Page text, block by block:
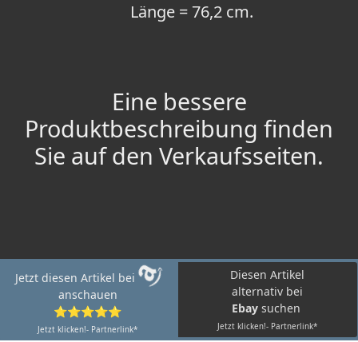
Länge = 76,2 cm.
Eine bessere
Produktbeschreibung finden
Sie auf den Verkaufsseiten.
Jetzt diesen Artikel bei
anschauen
⭐⭐⭐⭐⭐
Jetzt klicken!- Partnerlink*
Diesen Artikel
alternativ bei
Ebay suchen
Jetzt klicken!- Partnerlink*